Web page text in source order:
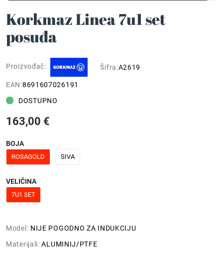
Korkmaz Linea 7u1 set
posuđa
Proizvođač: Šifra:A2619
EAN:8691607026191
DOSTUPNO
163,00 €
BOJA
ROSAGOLD SIVA
VELIČINA
7U1 SET
Model: NIJE POGODNO ZA INDUKCIJU
Materijali: ALUMINIJ/PTFE